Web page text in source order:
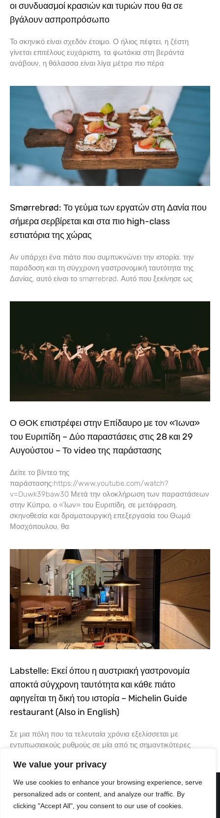
We value your privacy
We use cookies to enhance your browsing experience, serve
personalized ads or content, and analyze our traffic. By
clicking "Accept All", you consent to our use of cookies.
οι συνδυασμοί κρασιών και τυριών που θα σε
βγάλουν ασπροπρόσωπο
Το σκηνικό είναι σχεδόν έτοιμο. Ο ήλιος πέφτει, η ζέστη
γίνεται επιτέλους ευχάριστη, τα φωτάκια στη βεράντα
ανάβουν, η θάλασσα είναι λίγα μέτρα πιο πέρα
Smørrebrød: Το γεύμα των εργατών στη Δανία που
σήμερα σερβίρεται και στα πιο high-class
εστιατόρια της χώρας
Αν υπάρχει ένα πιάτο που συμπυκνώνει την ιστορία, την
παράδοση και τη σύγχρονη γαστρονομική ταυτότητα της
Δανίας, αυτό είναι το smørrebrød. Αυτό που ξεκίνησε ως
Ο ΘΟΚ επιστρέφει στην Επίδαυρο με τον «Ίωνα»
του Ευριπίδη – Δύο παραστάσεις στις 28 και 29
Αυγούστου – Το video της παράστασης
Δείτε το βίντεο της
παράστασης:https://www.youtube.com/watch?
v=Duwk39baw30 Μετά την ολοκλήρωση των παραστάσεων
στην Κύπρο, ο «Ίων» του Ευριπίδη, σε μετάφραση,
σκηνοθεσία και δραματουργική επεξεργασία του Θωμά
Μοσχόπουλου, θα
Labstelle: Εκεί όπου η αυστριακή γαστρονομία
αποκτά σύγχρονη ταυτότητα και κάθε πιάτο
αφηγείται τη δική του ιστορία – Michelin Guide
restaurant (Also in English)
Σε μια πόλη που τα τελευταία χρόνια εξελίσσεται με
εντυπωσιακούς ρυθμούς σε μία από τις σημαντικότερες
εστιατόρια που δεν ακολουθούν